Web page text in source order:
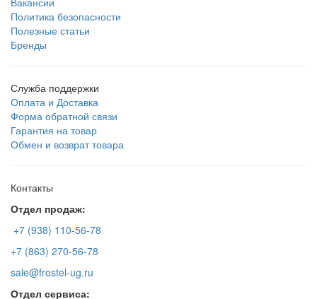
Политика безопасности
Полезные статьи
Бренды
Служба поддержки
Оплата и Доставка
Форма обратной связи
Гарантия на товар
Обмен и возврат товара
Контакты
Отдел продаж:
+7 (938) 110-56-78
+7 (863) 270-56-78
sale@frostel-ug.ru
Отдел сервиса: